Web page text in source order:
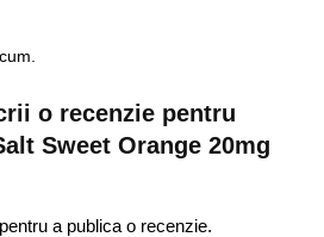
o recenzie pentru
Sweet Orange 20mg
pentru a publica o recenzie.